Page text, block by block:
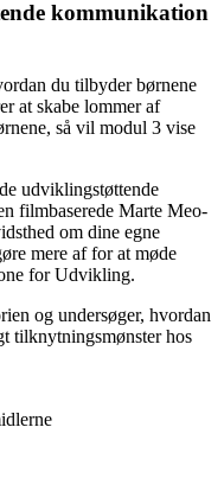
kommunikation
du tilbyder børnene
at skabe lommer af
så vil modul 3 vise
udviklingstøttende
filmbaserede Marte Meo-
om dine egne
mere af for at møde
for Udvikling.
og undersøger, hvordan
tilknytningsmønster hos